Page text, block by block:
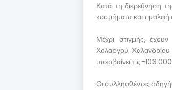
Κατά τη διερεύνηση
κοσμήματα και τιμαλφή
Μέχρι στιγμής,
Χολαργού,
υπερβαίνει τις -
Οι συλληφθέντες